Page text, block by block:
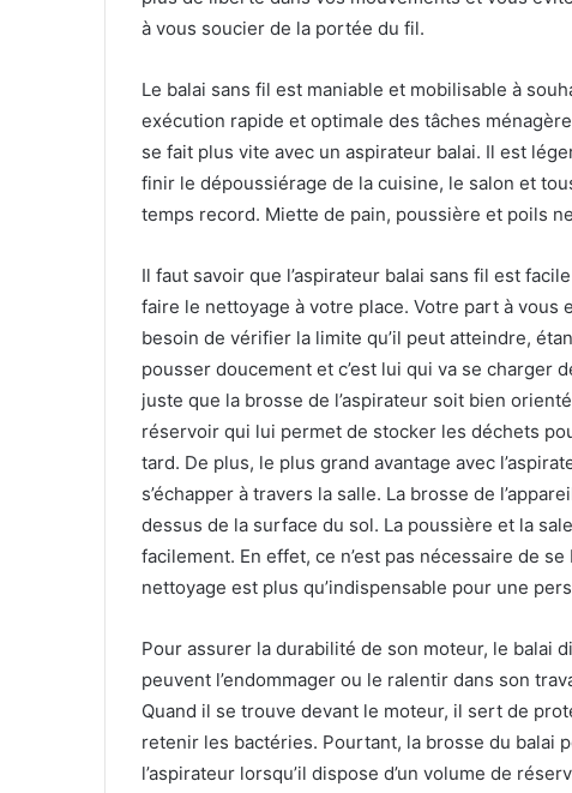
à vous soucier de la portée du fil.
Le balai sans fil est maniable et mobilisable à
exécution rapide et optimale des tâches
se fait plus vite avec un aspirateur balai. Il est
finir le dépoussiérage de la cuisine, le salon et
temps record. Miette de pain, poussière et poils
Il faut savoir que l’aspirateur balai sans fil est
faire le nettoyage à votre place. Votre part à vous
besoin de vérifier la limite qu’il peut atteindre,
pousser doucement et c’est lui qui va se charger
juste que la brosse de l’aspirateur soit bien
réservoir qui lui permet de stocker les déchets
tard. De plus, le plus grand avantage avec
s’échapper à travers la salle. La brosse de
dessus de la surface du sol. La poussière et la
facilement. En effet, ce n’est pas nécessaire de
nettoyage est plus qu’indispensable pour une
Pour assurer la durabilité de son moteur, le balai
peuvent l’endommager ou le ralentir dans son
Quand il se trouve devant le moteur, il sert de
retenir les bactéries. Pourtant, la brosse du balai
l’aspirateur lorsqu’il dispose d’un volume de